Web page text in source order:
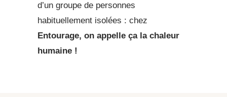
d’un groupe de personnes
habituellement isolées : chez
Entourage, on appelle ça la chaleur
humaine !